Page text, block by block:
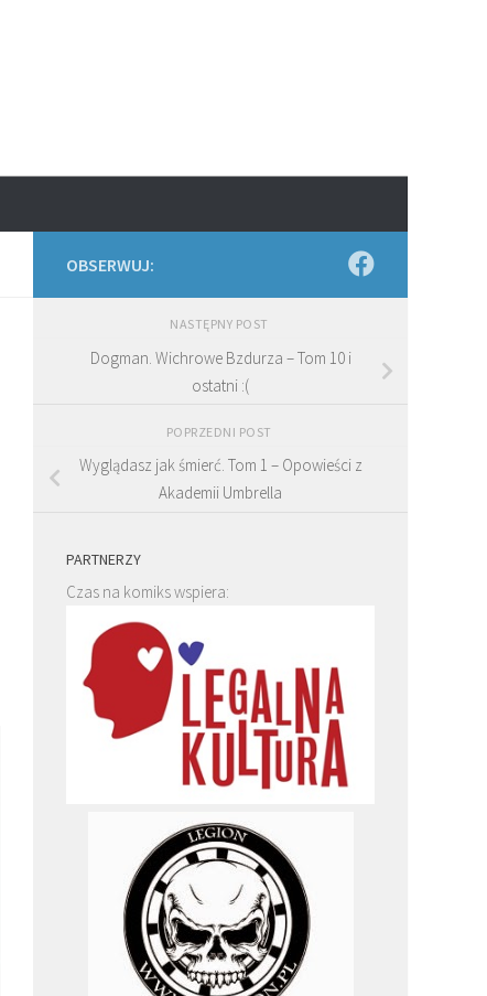
OBSERWUJ:
NASTĘPNY POST
Dogman. Wichrowe Bzdurza – Tom 10 i
ostatni :(
POPRZEDNI POST
Wyglądasz jak śmierć. Tom 1 – Opowieści z
Akademii Umbrella
PARTNERZY
Czas na komiks wspiera: